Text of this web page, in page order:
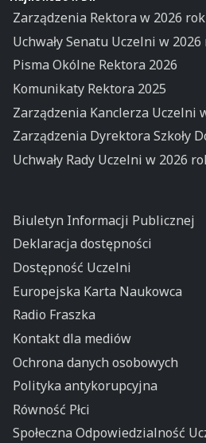
Zarządzenia Rektora w 2026
Uchwały Senatu Uczelni w
Pisma Okólne Rektora 2026
Komunikaty Rektora 2025
Zarządzenia Kanclerza Uczelni
Zarządzenia Dyrektora Szkoły
Uchwały Rady Uczelni w 2026
Biuletyn Informacji Publicznej
Deklaracja dostępności
Dostępność Uczelni
Europejska Karta Naukowca
Radio Fraszka
Kontakt dla mediów
Ochrona danych osobowych
Polityka antykorupcyjna
Równość Płci
Społeczna Odpowiedzialność